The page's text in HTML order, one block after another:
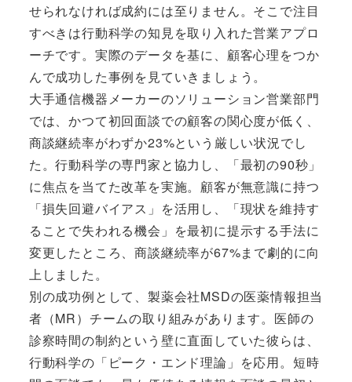
せられなければ成約には至りません。そこで注目
すべきは行動科学の知見を取り入れた営業アプロ
ーチです。実際のデータを基に、顧客心理をつか
んで成功した事例を見ていきましょう。
大手通信機器メーカーのソリューション営業部門
では、かつて初回面談での顧客の関心度が低く、
商談継続率がわずか23%という厳しい状況でし
た。行動科学の専門家と協力し、「最初の90秒」
に焦点を当てた改革を実施。顧客が無意識に持つ
「損失回避バイアス」を活用し、「現状を維持す
ることで失われる機会」を最初に提示する手法に
変更したところ、商談継続率が67%まで劇的に向
上しました。
別の成功例として、製薬会社MSDの医薬情報担当
者（MR）チームの取り組みがあります。医師の
診察時間の制約という壁に直面していた彼らは、
行動科学の「ピーク・エンド理論」を応用。短時